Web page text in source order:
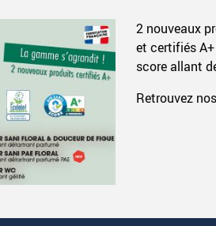
2 nouveaux
et certifiés A+
score allant
Retrouvez